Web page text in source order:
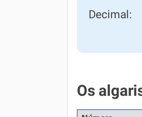
Decimal:
Os